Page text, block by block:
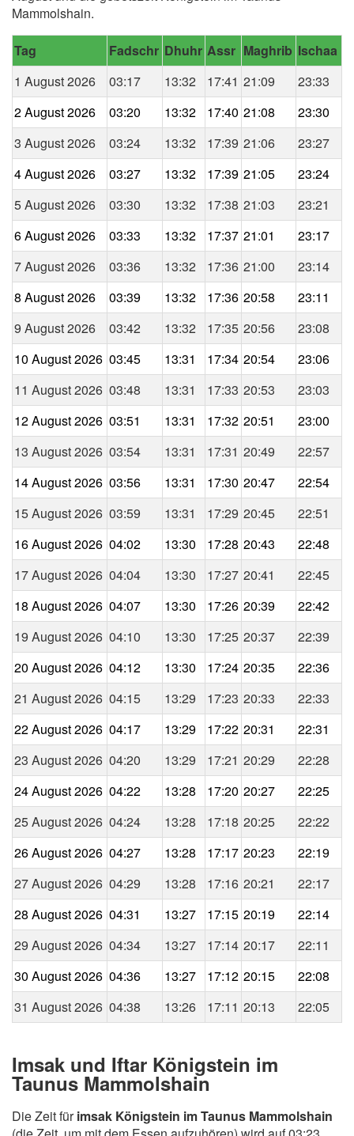
Mammolshain.
Tag Fadschr Dhuhr Assr Maghrib Ischaa
1 August 2026
03:17 13:32 17:41 21:09
23:33
2 August 2026
03:20 13:32 17:40 21:08
23:30
3 August 2026
03:24 13:32 17:39 21:06
23:27
4 August 2026
03:27 13:32 17:39 21:05
23:24
5 August 2026
03:30 13:32 17:38 21:03
23:21
6 August 2026
03:33 13:32 17:37 21:01
23:17
7 August 2026
03:36 13:32 17:36 21:00
23:14
8 August 2026
03:39 13:32 17:36 20:58
23:11
9 August 2026
03:42 13:32 17:35 20:56
23:08
10 August 2026 03:45 13:31 17:34 20:54
23:06
11 August 2026 03:48 13:31 17:33 20:53
23:03
12 August 2026 03:51 13:31 17:32 20:51
23:00
13 August 2026 03:54 13:31 17:31 20:49
22:57
14 August 2026 03:56 13:31 17:30 20:47
22:54
15 August 2026 03:59 13:31 17:29 20:45
22:51
16 August 2026 04:02 13:30 17:28 20:43
22:48
17 August 2026 04:04 13:30 17:27 20:41
22:45
18 August 2026 04:07 13:30 17:26 20:39
22:42
19 August 2026 04:10 13:30 17:25 20:37
22:39
20 August 2026 04:12 13:30 17:24 20:35
22:36
21 August 2026 04:15 13:29 17:23 20:33
22:33
22 August 2026 04:17 13:29 17:22 20:31
22:31
23 August 2026 04:20 13:29 17:21 20:29
22:28
24 August 2026 04:22 13:28 17:20 20:27
22:25
25 August 2026 04:24 13:28 17:18 20:25
22:22
26 August 2026 04:27 13:28 17:17 20:23
22:19
27 August 2026 04:29 13:28 17:16 20:21
22:17
28 August 2026 04:31 13:27 17:15 20:19
22:14
29 August 2026 04:34 13:27 17:14 20:17
22:11
30 August 2026 04:36 13:27 17:12 20:15
22:08
31 August 2026 04:38 13:26 17:11 20:13 22:05
Imsak und Iftar Königstein im
Taunus Mammolshain
Die Zeit fürimsak Königstein im Taunus Mammolshain